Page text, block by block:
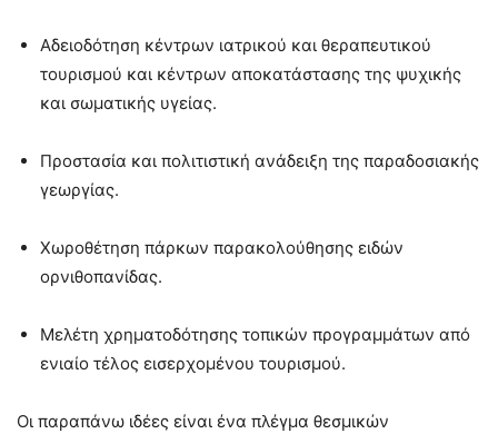
Αδειοδότηση κέντρων ιατρικού και θεραπευτικού
τουρισμού και κέντρων αποκατάστασης της ψυχικής
και σωματικής υγείας.
Προστασία και πολιτιστική ανάδειξη της παραδοσιακής
γεωργίας.
Χωροθέτηση πάρκων παρακολούθησης ειδών
ορνιθοπανίδας.
Μελέτη χρηματοδότησης τοπικών προγραμμάτων από
ενιαίο τέλος εισερχομένου τουρισμού.
Οι παραπάνω ιδέες είναι ένα πλέγμα θεσμικών